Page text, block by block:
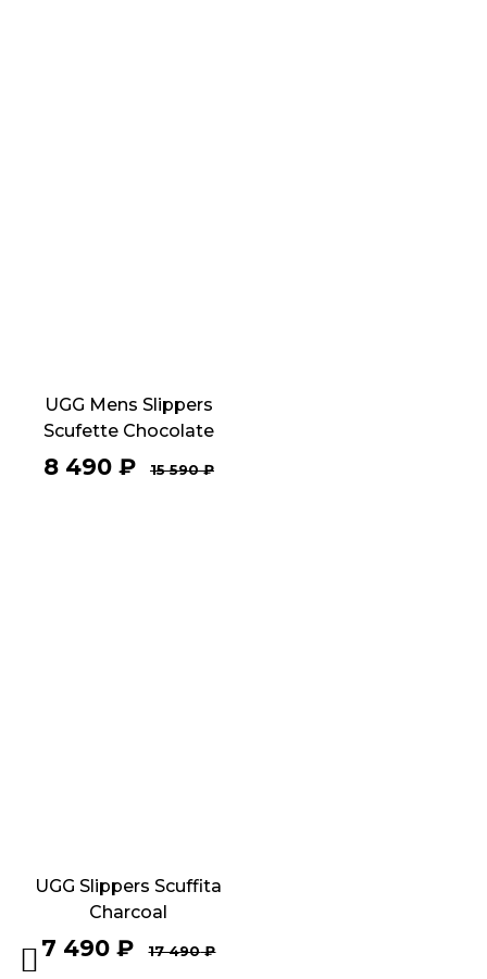
UGG Mens Slippers
Scufette Chocolate
8 490₽ 15 590₽
UGG Slippers Scuffita
Charcoal
7 490 ₽ 17 490₽